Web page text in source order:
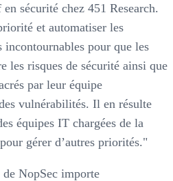
sécurité chez 451 Research.
et automatiser les
pour que les
les risques de sécurité ainsi que
par leur équipe
vulnérabilités. Il en résulte
équipes IT chargées de la
gérer d’autres priorités."
NopSec importe